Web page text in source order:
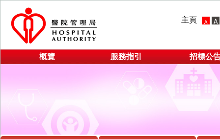
主頁
概覽 服務指引 招標公